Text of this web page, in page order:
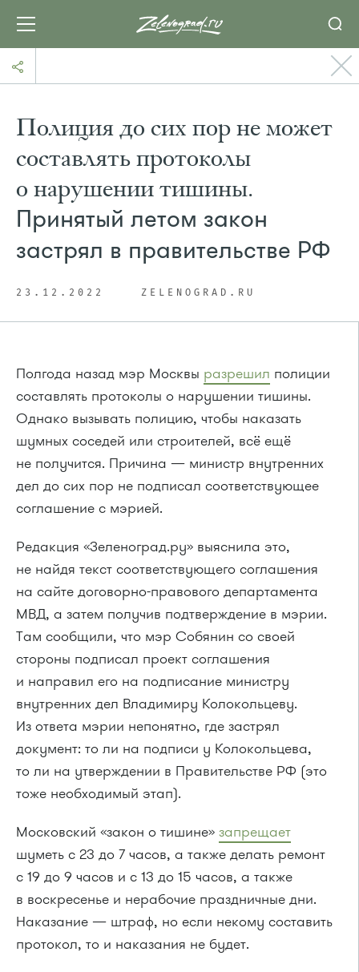
Полиция до сих пор не может
составлять протоколы
о нарушении тишины.
Принятый летом закон
застрял в правительстве РФ
23.12.2022 ZELENOGRAD.RU
Полгода назад мэр Москвы разрешил полиции
составлять протоколы о нарушении тишины.
Однако вызывать полицию, чтобы наказать
шумных соседей или строителей, всё ещё
не получится. Причина — министр внутренних
дел до сих пор не подписал соответствующее
соглашение с мэрией.
Редакция «Зеленоград.ру» выяснила это,
не найдя текст соответствующего соглашения
на сайте договорно-правового департамента
МВД, а затем получив подтверждение в мэрии.
Там сообщили, что мэр Собянин со своей
стороны подписал проект соглашения
и направил его на подписание министру
внутренних дел Владимиру Колокольцеву.
Из ответа мэрии непонятно, где застрял
документ: то ли на подписи у Колокольцева,
то ли на утверждении в Правительстве РФ (это
тоже необходимый этап).
Московский «закон о тишине» запрещает
шуметь с 23 до 7 часов, а также делать ремонт
с 19 до 9 часов и с 13 до 15 часов, а также
в воскресенье и нерабочие праздничные дни.
Наказание — штраф, но если некому составить
протокол, то и наказания не будет.